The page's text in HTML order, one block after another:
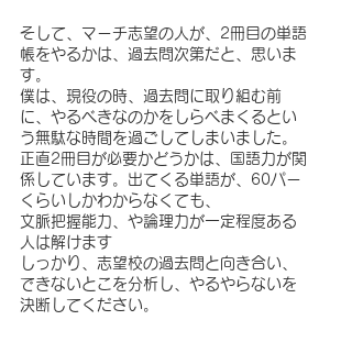
そして、マーチ志望の人が、2冊目の単語
帳をやるかは、過去問次第だと、思いま
す。
僕は、現役の時、過去問に取り組む前
に、やるべきなのかをしらべまくるとい
う無駄な時間を過ごしてしまいました。
正直2冊目が必要かどうかは、国語力が関
係しています。出てくる単語が、60パー
くらいしかわからなくても、
文脈把握能力、や論理力が一定程度ある
人は解けます
しっかり、志望校の過去問と向き合い、
できないとこを分析し、やるやらないを
決断してください。